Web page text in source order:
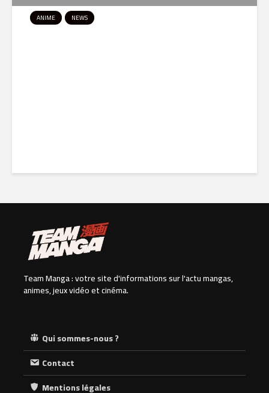
ANIME NEWS
Team Manga : votre site d'informations sur l'actu mangas,
animes, jeux vidéo et cinéma.
Qui sommes-nous ?
Contact
Mentions légales